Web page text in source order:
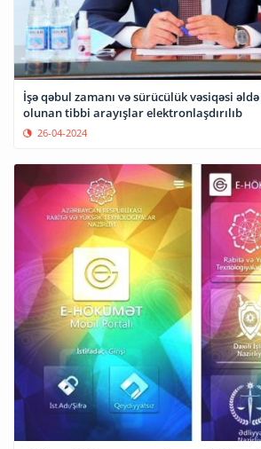
İşə qəbul zamanı və sürücülük vəsiqəsi
olunan tibbi arayışlar elektronlaşdırılıb
26-04-2024